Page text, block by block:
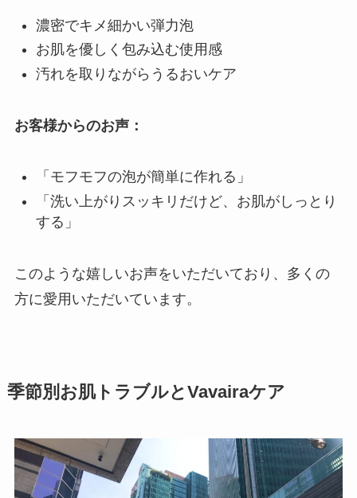
濃密でキメ細かい弾力泡
お肌を優しく包み込む使用感
汚れを取りながらうるおいケア
お客様からのお声：
「モフモフの泡が簡単に作れる」
「洗い上がりスッキリだけど、お肌がしっとり
する」
このような嬉しいお声をいただいており、多くの
方に愛用いただいています。
季節別お肌トラブルとVavairaケア